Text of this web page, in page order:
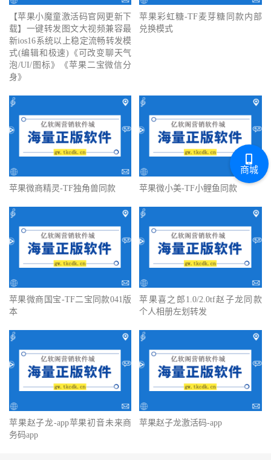
【苹果小魔童激活码官网更新下
载】一键转发图文大视频兼容最
新ios16系统以上稳定流畅转发模
式(编辑和极速)《可改变聊天气
泡/UI/图标》《苹果二宝微信分
身》
苹果彩虹糖-TF麦芽糖同款内部
兑换模式
苹果微商精灵-TF独角兽同款 苹果微小美-TF小鲤鱼同款
苹果微商国宝-TF二宝同款041版
本
苹果喜之郎1.0/2.0tf赵子龙同款
个人相册左划转发
苹果赵子龙-app苹果初音未来商
务码app
苹果赵子龙激活码-app
商城